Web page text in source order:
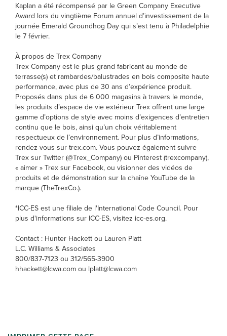
Kaplan a été récompensé par le Green Company Executive
Award lors du vingtième Forum annuel d’investissement de la
journée Emerald Groundhog Day qui s’est tenu à Philadelphie
le 7 février.
À propos de Trex Company
Trex Company est le plus grand fabricant au monde de
terrasse(s) et rambardes/balustrades en bois composite haute
performance, avec plus de 30 ans d’expérience produit.
Proposés dans plus de 6 000 magasins à travers le monde,
les produits d’espace de vie extérieur Trex offrent une large
gamme d’options de style avec moins d’exigences d’entretien
continu que le bois, ainsi qu’un choix véritablement
respectueux de l’environnement. Pour plus d’informations,
rendez-vous sur trex.com. Vous pouvez également suivre
Trex sur Twitter (@Trex_Company) ou Pinterest (trexcompany),
« aimer » Trex sur Facebook, ou visionner des vidéos de
produits et de démonstration sur la chaîne YouTube de la
marque (TheTrexCo.).
*ICC-ES est une filiale de l'International Code Council. Pour
plus d'informations sur ICC-ES, visitez icc-es.org.
Contact : Hunter Hackett ou Lauren Platt
L.C. Williams & Associates
800/837-7123 ou 312/565-3900
hhackett@lcwa.com ou lplatt@lcwa.com